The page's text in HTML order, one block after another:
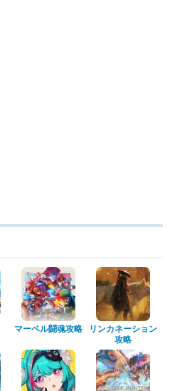
マーベル闘魂攻略
リンカネーション
攻略